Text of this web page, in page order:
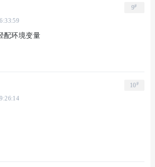
9#
配环境变量
10#